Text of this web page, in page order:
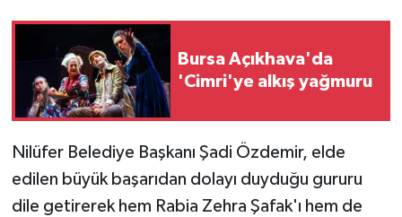
Bursa Açıkhava'da
'Cimri'ye alkış yağmuru
Nilüfer Belediye Başkanı Şadi Özdemir, elde
edilen büyük başarıdan dolayı duyduğu gururu
dile getirerek hem Rabia Zehra Şafak'ı hem de